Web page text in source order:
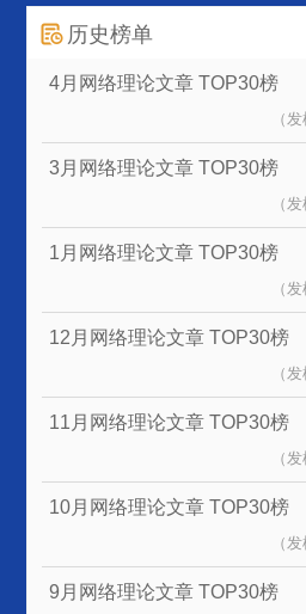
历史榜单
4月网络理论文章 TOP30榜
（
3月网络理论文章 TOP30榜
（
1月网络理论文章 TOP30榜
（
12月网络理论文章 TOP30榜
（
11月网络理论文章 TOP30榜
（
10月网络理论文章 TOP30榜
（
9月网络理论文章 TOP30榜